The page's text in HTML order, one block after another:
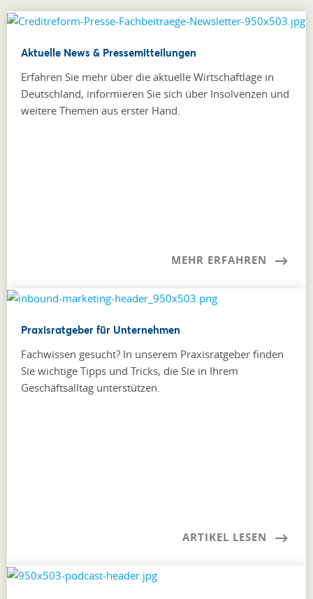
Aktuelle News & Pressemitteilungen
Erfahren Sie mehr über die aktuelle Wirtschaftlage in
Deutschland, informieren Sie sich über Insolvenzen und
weitere Themen aus erster Hand.
MEHR ERFAHREN
Praxisratgeber für Unternehmen
Fachwissen gesucht? In unserem Praxisratgeber finden
Sie wichtige Tipps und Tricks, die Sie in Ihrem
Geschäftsalltag unterstützen.
ARTIKEL LESEN